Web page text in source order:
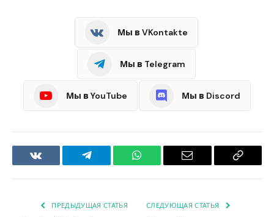
Мы в VKontakte
Мы в Telegram
Мы в YouTube Мы в Discord
VKontakteTelegram WhatsApp Email
Copy
ПРЕДЫДУЩАЯ СТАТЬЯ СЛЕДУЮЩАЯ СТАТЬЯ